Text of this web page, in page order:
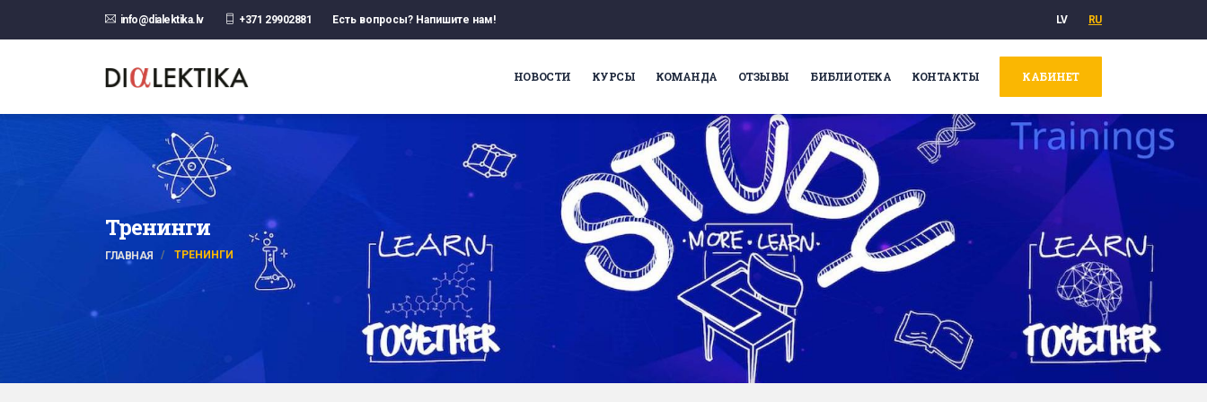
info@dialektika.lv +371 29902881 Есть вопросы? Напишите нам! LV RU
НОВОСТИ КУРСЫ КОМАНДА ОТЗЫВЫ БИБЛИОТЕКА КОНТАКТЫ КАБИНЕТ
Трeнинги
ГЛАВНАЯ ТРEНИНГИ